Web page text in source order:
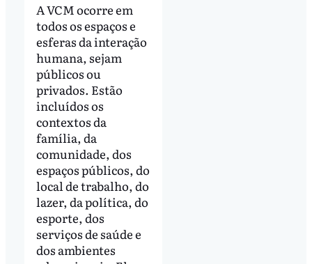
A VCM ocorre em
todos os espaços e
esferas da interação
humana, sejam
públicos ou
privados. Estão
incluídos os
contextos da
família, da
comunidade, dos
espaços públicos, do
local de trabalho, do
lazer, da política, do
esporte, dos
serviços de saúde e
dos ambientes